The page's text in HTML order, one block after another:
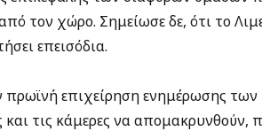
τον χώρο. Σημείωσε δε, ότι το
επεισόδια.
πρωϊνή επιχείρηση ενημέρωσης
τις κάμερες να απομακρυνθούν,